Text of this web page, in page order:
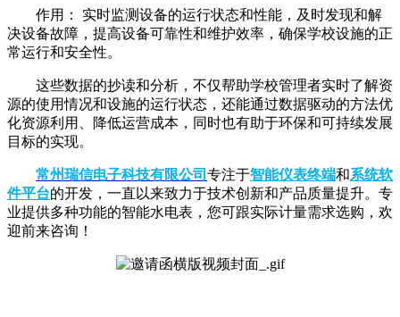
作用： 实时监测设备的运行状态和性能，及时发现和解
决设备故障，提高设备可靠性和维护效率，确保学校设施的正
常运行和安全性。
这些数据的抄读和分析，不仅帮助学校管理者实时了解资
源的使用情况和设施的运行状态，还能通过数据驱动的方法优
化资源利用、降低运营成本，同时也有助于环保和可持续发展
目标的实现。
常州瑞信电子科技有限公司 专注于智能仪表终端和系统软
件平台的开发，一直以来致力于技术创新和产品质量提升。专
业提供多种功能的智能水电表，您可跟实际计量需求选购，欢
迎前来咨询！